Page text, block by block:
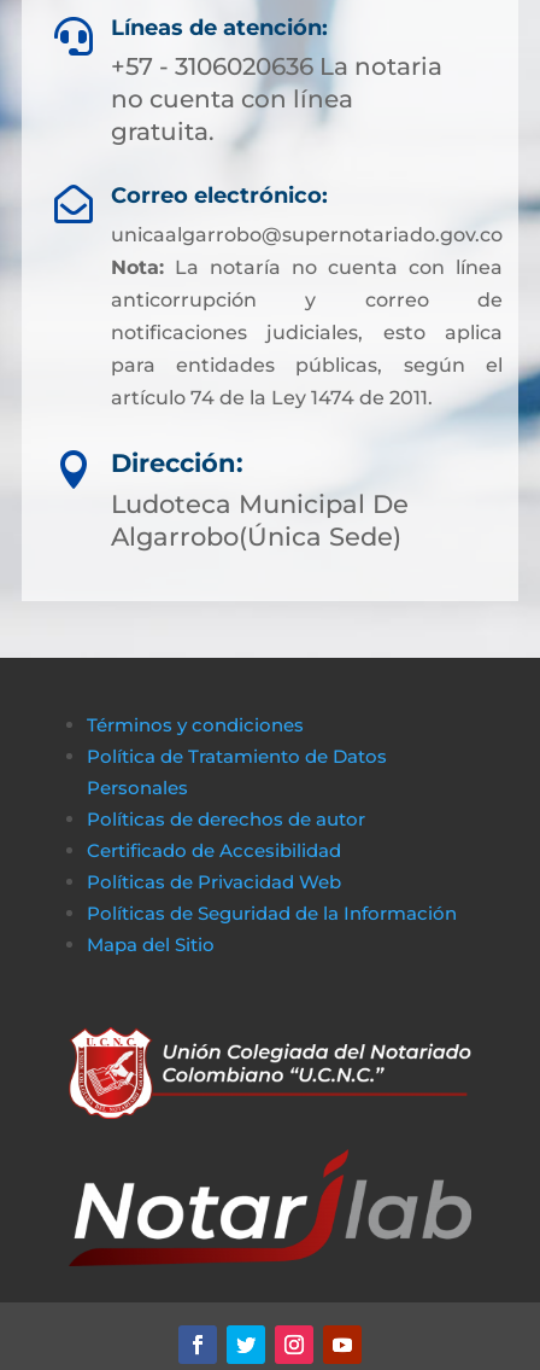
 Líneas de atención:
+57 - 3106020636 La notaria
no cuenta con línea
gratuita.
 Correo electrónico:
unicaalgarrobo@supernotariado.gov.co
Nota:La notaría no cuenta con línea
anticorrupción y correo de
notificaciones judiciales, esto aplica
para entidades públicas, según el
artículo 74 de la Ley 1474 de 2011.

Dirección:
Ludoteca Municipal De
Algarrobo(Única Sede)
Términos y condiciones
Política de Tratamiento de Datos
Personales
Políticas de derechos de autor
Certificado de Accesibilidad
Políticas de Privacidad Web
Políticas de Seguridad de la Información
Mapa del Sitio